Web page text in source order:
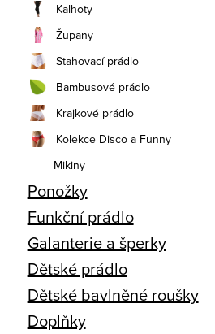
Kalhoty
Župany
Stahovací prádlo
Bambusové prádlo
Krajkové prádlo
Kolekce Disco a Funny
Mikiny
Ponožky
Funkční prádlo
Galanterie a šperky
Dětské prádlo
Dětské bavlněné roušky
Doplňky